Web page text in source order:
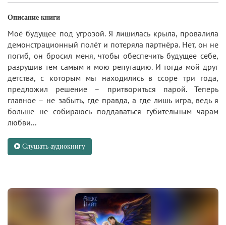
Описание книги
Моё будущее под угрозой. Я лишилась крыла, провалила
демонстрационный полёт и потеряла партнёра. Нет, он не
погиб, он бросил меня, чтобы обеспечить будущее себе,
разрушив тем самым и мою репутацию. И тогда мой друг
детства, с которым мы находились в ссоре три года,
предложил решение – притвориться парой. Теперь
главное – не забыть, где правда, а где лишь игра, ведь я
больше не собираюсь поддаваться губительным чарам
любви...
Слушать аудиокнигу